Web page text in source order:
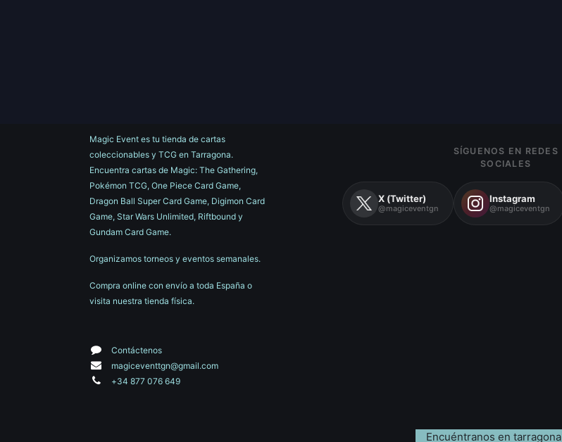
Magic Event es tu tienda de cartas
coleccionables y TCG en Tarragona.
Encuentra cartas de Magic: The Gathering,
Pokémon TCG, One Piece Card Game,
Dragon Ball Super Card Game, Digimon Card
Game, Star Wars Unlimited, Riftbound y
Gundam Card Game.
Organizamos torneos y eventos semanales.
Compra online con envío a toda España o
visita nuestra tienda física.
Contáctenos
magiceventtgn@gmail.com
+34 877 076 649
SÍGUENOS EN REDES
SOCIALES
X (Twitter)
@magiceventgn
Instagram
@magiceventgn
Encuéntranos en tarragona